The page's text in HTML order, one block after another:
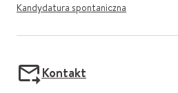
Kandydatura spontaniczna
Kontakt